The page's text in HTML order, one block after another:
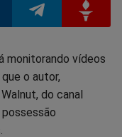
Compartilhar
no
no
monitorando vídeos
o autor,
do canal